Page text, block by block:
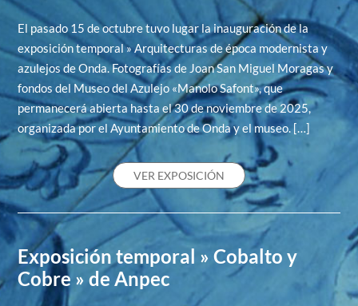
El pasado 15 de octubre tuvo lugar la inauguración de la
exposición temporal » Arquitecturas de época modernista y
azulejos de Onda. Fotografías de Joan San Miguel Moragas y
fondos del Museo del Azulejo «Manolo Safont», que
permanecerá abierta hasta el 30 de noviembre de 2025,
organizada por el Ayuntamiento de Onda y el museo. […]
VER EXPOSICIÓN
Exposición temporal » Cobalto y
Cobre » de Anpec